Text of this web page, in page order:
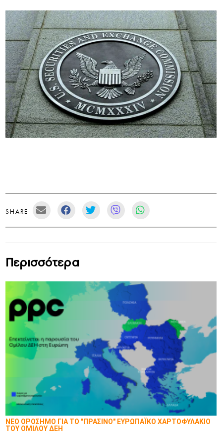
SHARE
Περισσότερα
ΝΕΟ ΟΡΟΣΗΜΟ ΓΙΑ ΤΟ "ΠΡΑΣΙΝΟ" ΕΥΡΩΠΑΪΚΟ ΧΑΡΤΟΦΥΛΑΚΙΟ
ΤΟΥ ΟΜΙΛΟΥ ΔΕΗ